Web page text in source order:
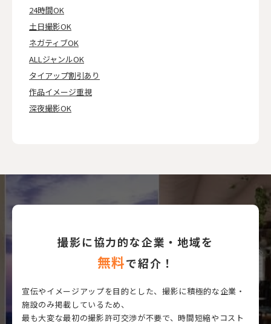
24時間OK
土日撮影OK
ネガティブOK
ALLジャンルOK
タイアップ割引あり
作品イメージ重視
深夜撮影OK
撮影に協力的な企業・地域を
無料で紹介！
宣伝やイメージアップを目的とした、撮影に積極的な企業・
施設のみ掲載しているため、
最も大変な最初の撮影許可交渉が不要で、時間短縮やコスト